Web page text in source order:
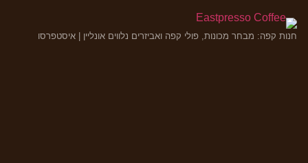
חנות קפה: מבחר מכונות, פולי קפה ואביזרים נלווים אונליין | איסטפרסו